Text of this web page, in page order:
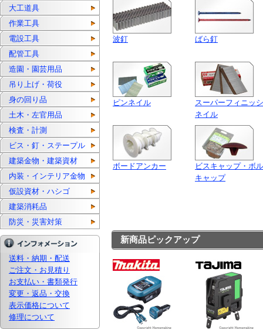
大工道具
作業工具
電設工具
配管工具
造園・園芸用品
吊り上げ・荷役
身の回り品
土木・左官用品
検査・計測
ビス・釘・ステープル
建築金物・建築資材
内装・インテリア金物
仮設資材・ハシゴ
建築消耗品
防災・災害対策
送料・納期・配送
ご注文・お見積り
お支払い・書類発行
変更・返品・交換
表示価格について
修理について
波釘 ばら釘
ピンネイル
スーパーフィニッ
ネイル
ボードアンカー
ビスキャップ・ボ
キャップ
新商品ピックアップ